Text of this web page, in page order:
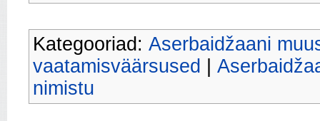
Kategooriad: Aserbaidžaani
vaatamisväärsused
nimistu